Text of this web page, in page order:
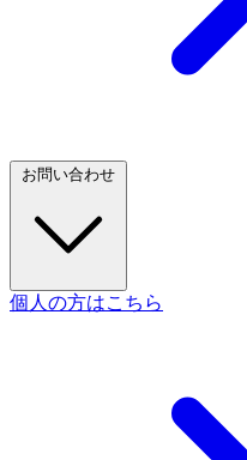
お問い合わせ
個人の方はこちら